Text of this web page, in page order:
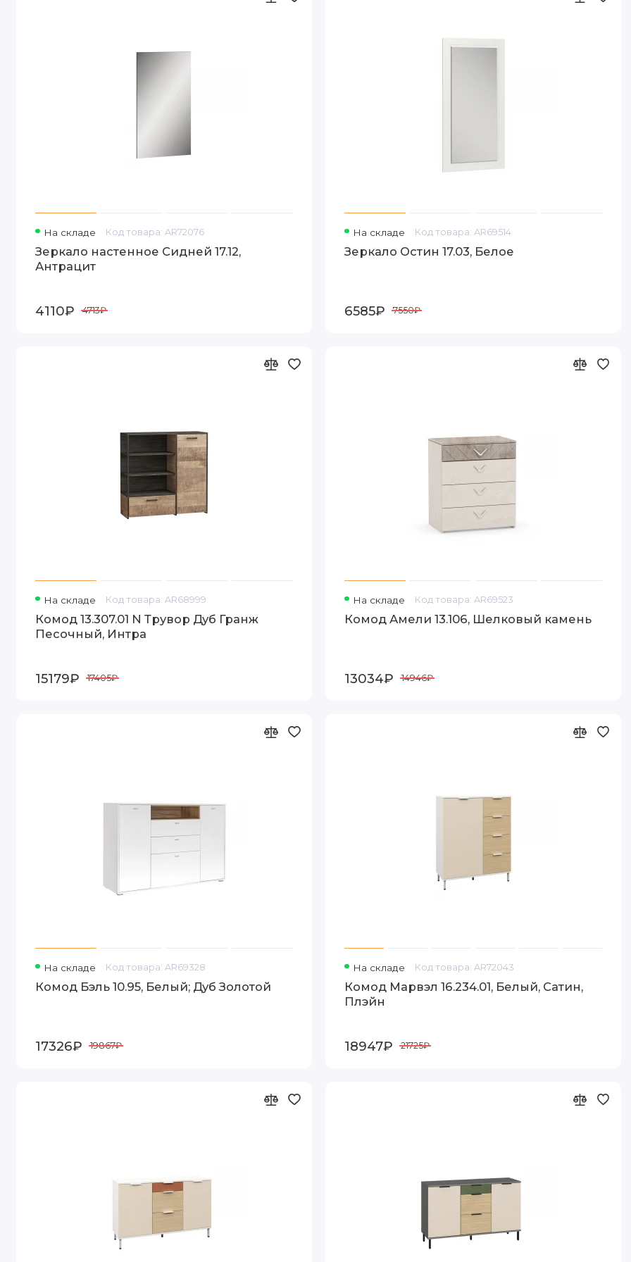
На складе Код товара: AR72076
Зеркало настенное Сидней 17.12,
Антрацит
4110₽ 4713₽
На складе Код товара: AR69514
Зеркало Остин 17.03, Белое
6585₽ 7550₽
На складе Код товара: AR68999
Комод 13.307.01 N Трувор Дуб Гранж
Песочный, Интра
15179₽ 17405₽
На складе Код товара: AR69523
Комод Амели 13.106, Шелковый камень
13034₽ 14946₽
На складе Код товара: AR69328
Комод Бэль 10.95, Белый; Дуб Золотой
17326₽ 19867₽
На складе Код товара: AR72043
Комод Марвэл 16.234.01, Белый, Сатин,
Плэйн
18947₽ 21725₽